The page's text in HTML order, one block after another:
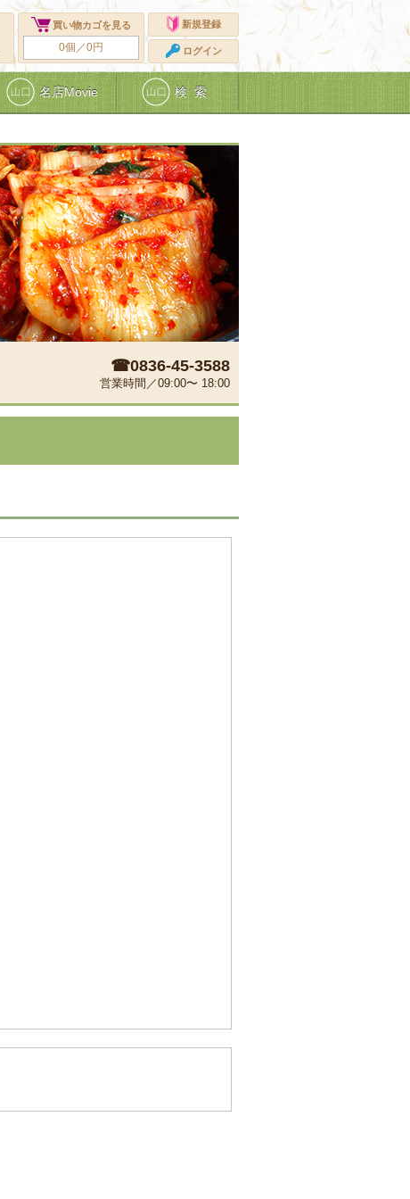
買い物カゴを見る
0個／0円
新規登録
ログイン
名店Movie 検 索
☎0836-45-3588
営業時間／09:00〜 18:00